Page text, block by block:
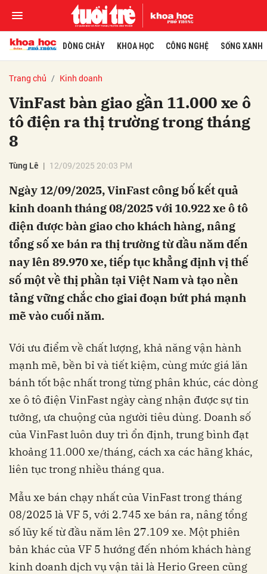
DÒNG CHẢY KHOA HỌC CÔNG NGHỆ SỐNG XANH
Trang chủ Kinh doanh
VinFast bàn giao gần 11.000 xe ô
tô điện ra thị trường trong tháng
8
Tùng Lê 12/09/2025 20:03 PM
Ngày 12/09/2025, VinFast công bố kết quả
kinh doanh tháng 08/2025 với 10.922 xe ô tô
điện được bàn giao cho khách hàng, nâng
tổng số xe bán ra thị trường từ đầu năm đến
nay lên 89.970 xe, tiếp tục khẳng định vị thế
số một về thị phần tại Việt Nam và tạo nền
tảng vững chắc cho giai đoạn bứt phá mạnh
mẽ vào cuối năm.
Với ưu điểm về chất lượng, khả năng vận hành
mạnh mẽ, bền bỉ và tiết kiệm, cùng mức giá lăn
bánh tốt bậc nhất trong từng phân khúc, các dòng
xe ô tô điện VinFast ngày càng nhận được sự tin
tưởng, ưa chuộng của người tiêu dùng. Doanh số
của VinFast luôn duy trì ổn định, trung bình đạt
khoảng 11.000 xe/tháng, cách xa các hãng khác,
liên tục trong nhiều tháng qua.
Mẫu xe bán chạy nhất của VinFast trong tháng
08/2025 là VF 5, với 2.745 xe bán ra, nâng tổng
số lũy kế từ đầu năm lên 27.109 xe. Một phiên
bản khác của VF 5 hướng đến nhóm khách hàng
kinh doanh dịch vụ vận tải là Herio Green cũng